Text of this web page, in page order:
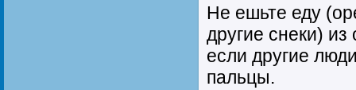
Не ешьте еду
другие снеки)
если другие
пальцы.